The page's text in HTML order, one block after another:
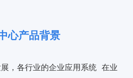
心产品背景
，各行业的企业应用系统 在业